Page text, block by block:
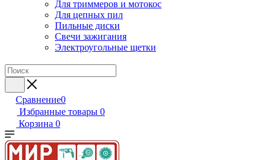
Для триммеров и мотокос
Для цепных пил
Пильные диски
Свечи зажигания
Электроугольные щетки
Сравнение0
Избранные товары 0
Корзина 0